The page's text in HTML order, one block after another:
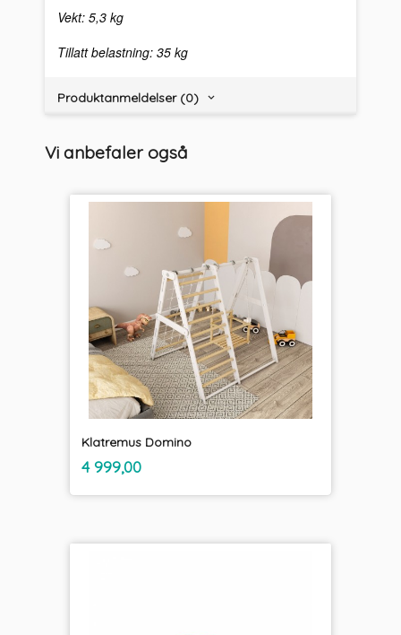
Vekt: 5,3 kg
Tillatt belastning: 35 kg
Produktanmeldelser (0)
Vi anbefaler også
Klatremus Domino
Pris
4 999,00inkl.
mva.